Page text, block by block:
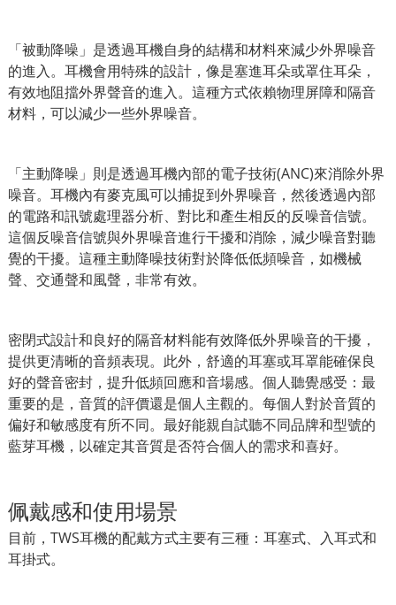
「被動降噪」是透過耳機自身的結構和材料來減少外界噪音
的進入。耳機會用特殊的設計，像是塞進耳朵或罩住耳朵，
有效地阻擋外界聲音的進入。這種方式依賴物理屏障和隔音
材料，可以減少一些外界噪音。
「主動降噪」則是透過耳機內部的電子技術(ANC)來消除外界
噪音。耳機內有麥克風可以捕捉到外界噪音，然後透過內部
的電路和訊號處理器分析、對比和產生相反的反噪音信號。
這個反噪音信號與外界噪音進行干擾和消除，減少噪音對聽
覺的干擾。這種主動降噪技術對於降低低頻噪音，如機械
聲、交通聲和風聲，非常有效。
密閉式設計和良好的隔音材料能有效降低外界噪音的干擾，
提供更清晰的音頻表現。此外，舒適的耳塞或耳罩能確保良
好的聲音密封，提升低頻回應和音場感。個人聽覺感受：最
重要的是，音質的評價還是個人主觀的。每個人對於音質的
偏好和敏感度有所不同。最好能親自試聽不同品牌和型號的
藍芽耳機，以確定其音質是否符合個人的需求和喜好。
佩戴感和使用場景
目前，TWS耳機的配戴方式主要有三種：耳塞式、入耳式和
耳掛式。